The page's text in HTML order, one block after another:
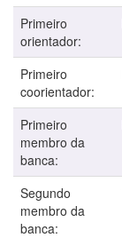
Primeiro
orientador:
Primeiro
coorientador:
Primeiro
membro da
banca:
Segundo
membro da
banca: